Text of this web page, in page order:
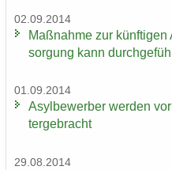
02.09.2014
Maß­nah­me zur
sor­gung kann
01.09.2014
Asyl­be­wer­ber wer­den
ter­ge­bracht
29.08.2014